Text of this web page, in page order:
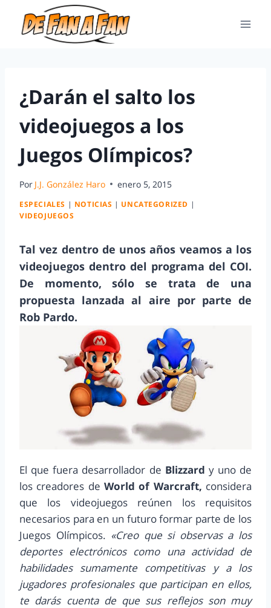
¿Darán el salto los
videojuegos a los
Juegos Olímpicos?
Por J.J. González Haro enero 5, 2015
ESPECIALES | NOTICIAS | UNCATEGORIZED |
VIDEOJUEGOS
Tal vez dentro de unos años veamos a los
videojuegos dentro del programa del COI.
De momento, sólo se trata de una
propuesta lanzada al aire por parte de
Rob Pardo.
El que fuera desarrollador de Blizzard y uno de
los creadores de World of Warcraft, considera
que los videojuegos reúnen los requisitos
necesarios para en un futuro formar parte de los
Juegos Olímpicos. «Creo que si observas a los
deportes electrónicos como una actividad de
habilidades sumamente competitivas y a los
jugadores profesionales que participan en ellos,
te darás cuenta de que sus reflejos son muy